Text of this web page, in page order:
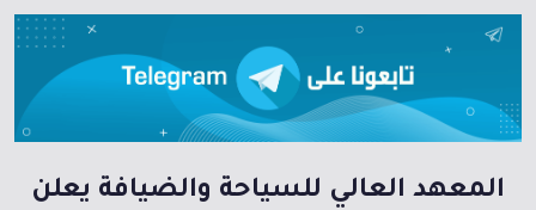
المعهد العالي للسياحة والضيافة يعلن